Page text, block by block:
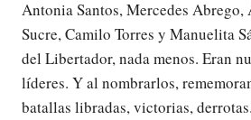
Antonia Santos, Mercedes Abrego,
Sucre, Camilo Torres y Manuelita
del Libertador, nada menos. Eran
líderes. Y al nombrarlos,
batallas libradas, victorias,